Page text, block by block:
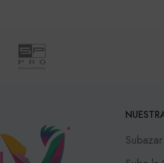
Subazar